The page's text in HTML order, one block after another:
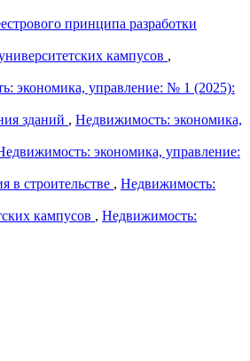
принципа разработки
кампусов ,
экономика, управление: № 1 (2025):
зданий , Недвижимость: экономика,
экономика, управление:
в строительстве , Недвижимость:
кампусов , Недвижимость: